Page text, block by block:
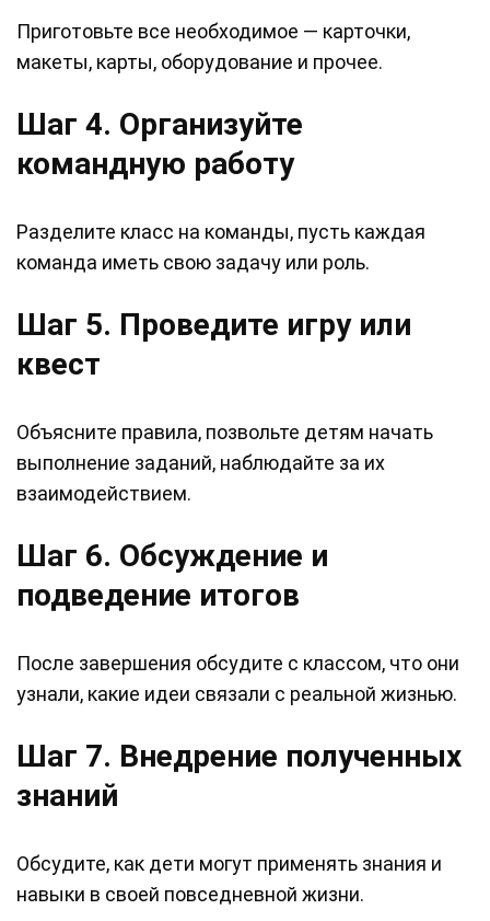
Приготовьте все необходимое — карточки,
макеты, карты, оборудование и прочее.
Шаг 4. Организуйте
командную работу
Разделите класс на команды, пусть каждая
команда иметь свою задачу или роль.
Шаг 5. Проведите игру или
квест
Объясните правила, позвольте детям начать
выполнение заданий, наблюдайте за их
взаимодействием.
Шаг 6. Обсуждение и
подведение итогов
После завершения обсудите с классом, что они
узнали, какие идеи связали с реальной жизнью.
Шаг 7. Внедрение полученных
знаний
Обсудите, как дети могут применять знания и
навыки в своей повседневной жизни.